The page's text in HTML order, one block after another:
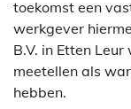
toekomst een
werkgever
B.V. in Etten
meetellen als
hebben.